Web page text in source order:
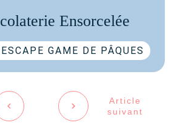
Ensorcelée
GAME DE PÂQUES
Article
suivant